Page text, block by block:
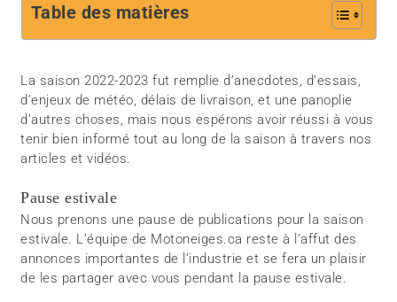
Table des matières
La saison 2022-2023 fut remplie d’anecdotes, d’essais,
d’enjeux de météo, délais de livraison, et une panoplie
d’autres choses, mais nous espérons avoir réussi à vous
tenir bien informé tout au long de la saison à travers nos
articles et vidéos.
Pause estivale
Nous prenons une pause de publications pour la saison
estivale. L’équipe de Motoneiges.ca reste à l’affut des
annonces importantes de l’industrie et se fera un plaisir
de les partager avec vous pendant la pause estivale.